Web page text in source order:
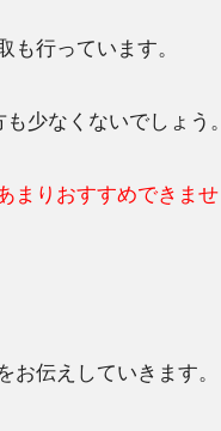
行っています。
少なくないでしょう。
まりおすすめできませ
伝えしていきます。